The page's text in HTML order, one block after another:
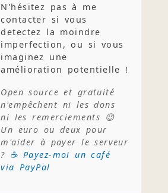
N'hésitez pas à me
contacter si vous
detectez la moindre
imperfection, ou si vous
imaginez une
amélioration potentielle !
Open source et gratuité
n'empêchent ni les dons
ni les remerciements 😉
Un euro ou deux pour
m'aider à payer le serveur
? ☕ Payez-moi un café
via PayPal